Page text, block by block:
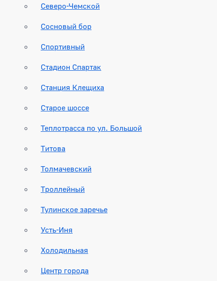
Северо-Чемской
Сосновый бор
Спортивный
Стадион Спартак
Станция Клещиха
Старое шоссе
Теплотрасса по ул. Большой
Титова
Толмачевский
Троллейный
Тулинское заречье
Усть-Иня
Холодильная
Центр города